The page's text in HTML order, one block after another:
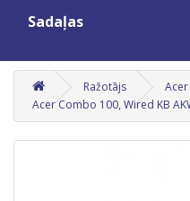
Sadaļas
Ražotājs
Acer
Acer Combo 100, Wired KB